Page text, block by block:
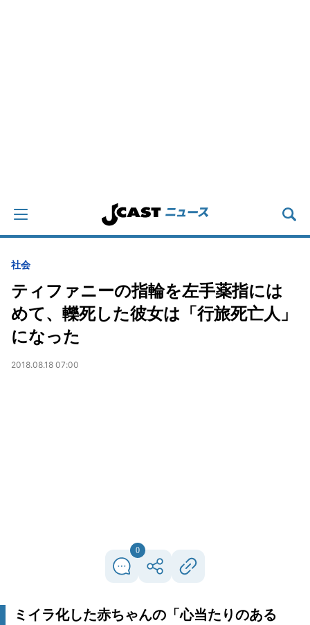
社会
ティファニーの指輪を左手薬指には
めて、轢死した彼女は「行旅死亡人」
になった
2018.08.18 07:00
0
ミイラ化した赤ちゃんの「心当たりのある